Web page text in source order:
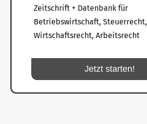
Zeitschrift + Datenbank für
Betriebswirtschaft, Steuerrecht,
Wirtschaftsrecht, Arbeitsrecht
Jetzt starten!